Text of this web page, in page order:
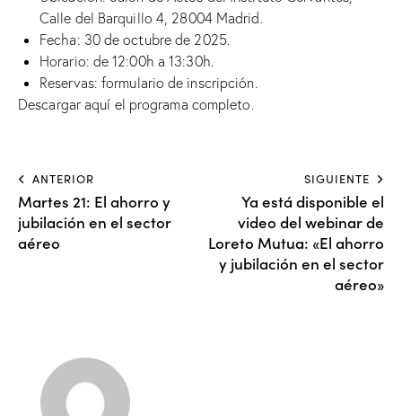
Calle del Barquillo 4, 28004 Madrid.
Fecha: 30 de octubre de 2025.
Horario: de 12:00h a 13:30h.
Reservas: formulario de inscripción.
Descargar aquí el programa completo.
ANTERIOR
Martes 21: El ahorro y
jubilación en el sector
aéreo
SIGUIENTE
Ya está disponible el
video del webinar de
Loreto Mutua: «El ahorro
y jubilación en el sector
aéreo»